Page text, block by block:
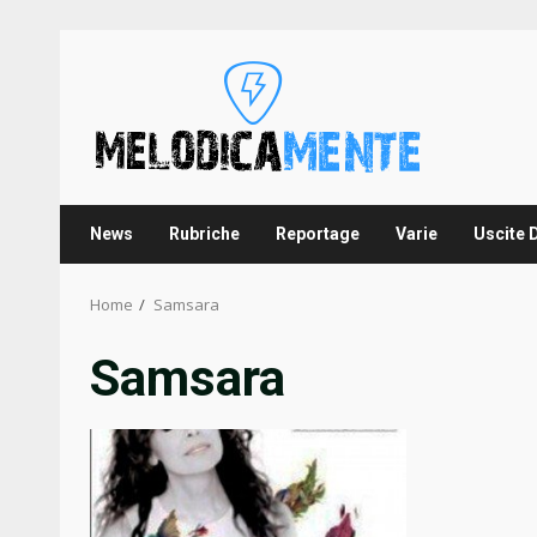
News Rubriche Reportage Varie Uscite
Home Samsara
Samsara